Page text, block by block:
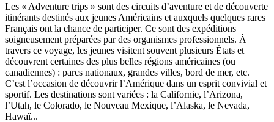
Les « Adventure trips » sont des circuits d’aventure et de découverte
itinérants destinés aux jeunes Américains et auxquels quelques rares
Français ont la chance de participer. Ce sont des expéditions
soigneusement préparées par des organismes professionnels. À
travers ce voyage, les jeunes visitent souvent plusieurs États et
découvrent certaines des plus belles régions américaines (ou
canadiennes) : parcs nationaux, grandes villes, bord de mer, etc.
C’est l’occasion de découvrir l’Amérique dans un esprit convivial et
sportif. Les destinations sont variées : la Californie, l’Arizona,
l’Utah, le Colorado, le Nouveau Mexique, l’Alaska, le Nevada,
Hawaï...